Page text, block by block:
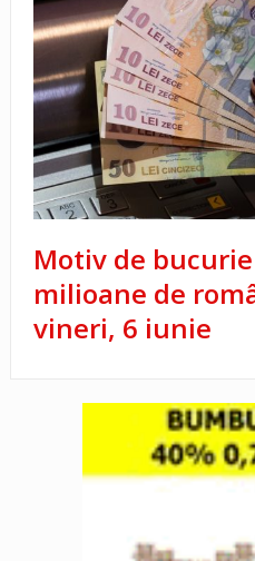
Motiv de
milioane de
vineri, 6 iunie